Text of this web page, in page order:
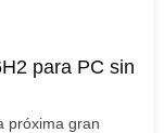
para PC sin
próxima gran